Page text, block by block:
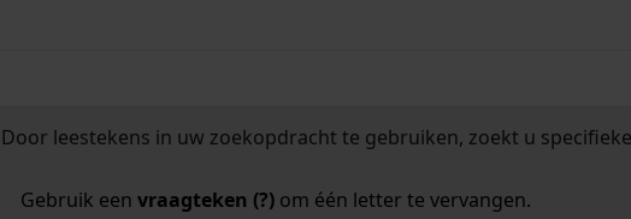
Door leestekens in uw zoekopdracht te gebruiken, zoekt u
Gebruik een vraagteken (?)om één letter te vervangen.